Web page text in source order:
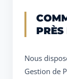
Nous
Gestion de